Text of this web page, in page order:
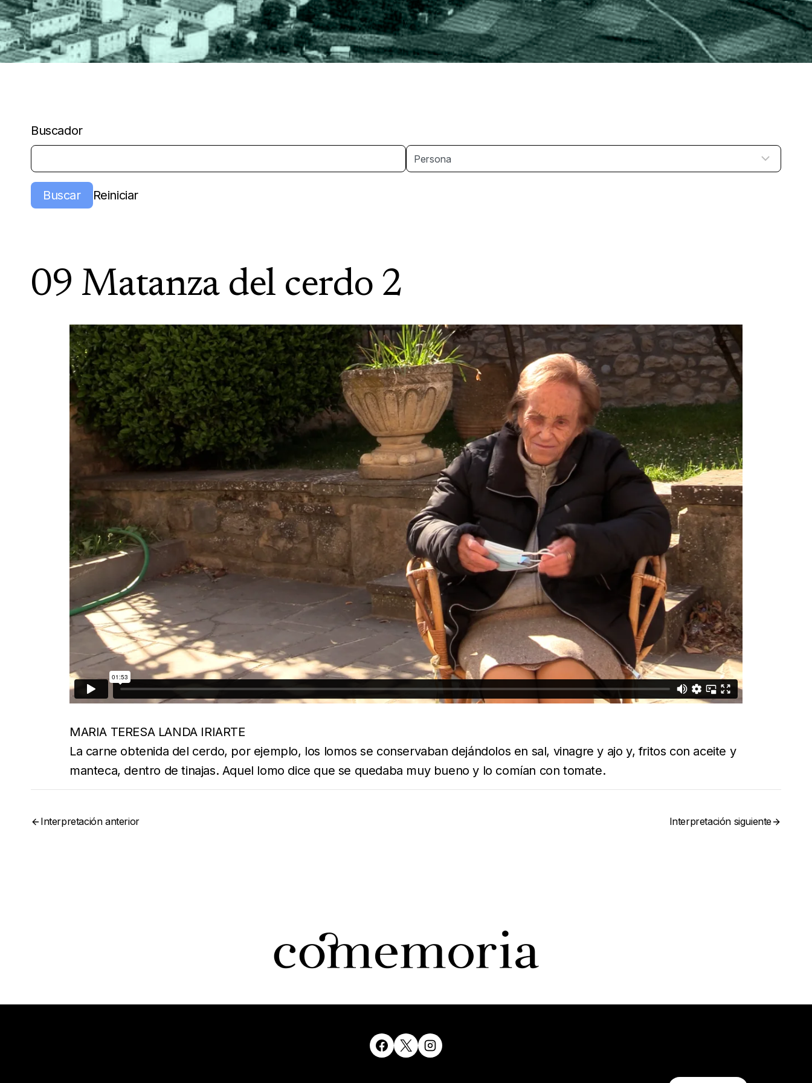
Buscador
09 Matanza del cerdo 2
MARIA TERESA LANDA IRIARTE
La carne obtenida del cerdo, por ejemplo, los lomos se conservaban dejándolos en sal, vinagre y ajo y, fritos con aceite y
manteca, dentro de tinajas. Aquel lomo dice que se quedaba muy bueno y lo comían con tomate.
Interpretación anterior Interpretación siguiente